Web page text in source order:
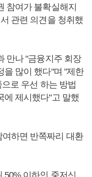
참여가 불확실해지
관련 의견을 청취했
만나 "금융지주 회장
을 많이 했다"며 "제한
로 우선 하는 방법
에 제시했다"고 말했
하면 반쪽짜리 대환